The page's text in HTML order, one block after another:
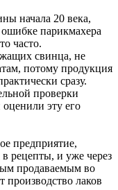
начала 20 века,
парикмахера
часто.
свинца, не
потому продукция
сразу.
проверки
эту его
предприятие,
рецепты, и уже через
продаваемым во
лаков